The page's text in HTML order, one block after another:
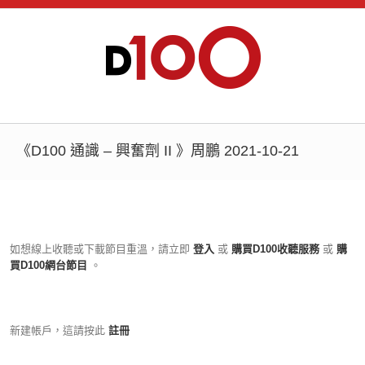
《D100 通識 – 興奮劑 II 》周鵬 2021-10-21
如想線上收聽或下載節目重溫，請立即 登入 或 購買D100收聽服務 或 購
買D100網台節目
。
新建帳戶，這請按此 註冊